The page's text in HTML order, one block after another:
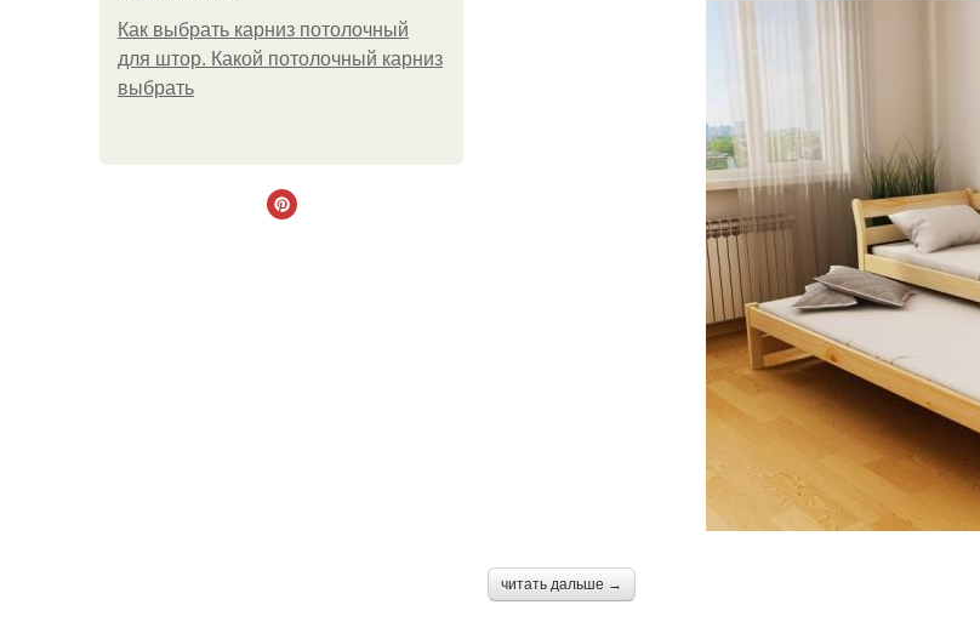
Как выбрать карниз потолочный
для штор. Какой потолочный карниз
выбрать
читать дальше →